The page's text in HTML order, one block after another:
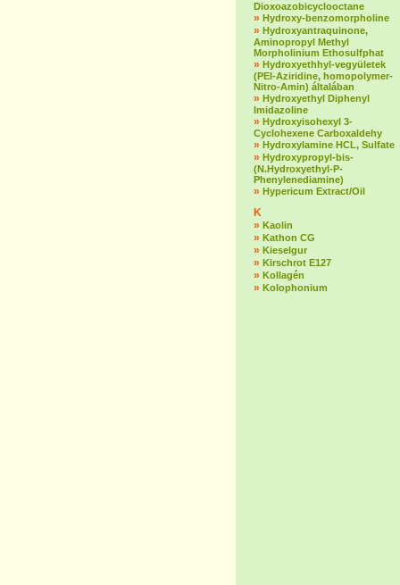
Dioxoazobicyclooctane
» Hydroxy-benzomorpholine
» Hydroxyantraquinone,
Aminopropyl Methyl
Morpholinium Ethosulfphat
» Hydroxyethhyl-vegyületek
(PEI-Aziridine, homopolymer-
Nitro-Amin) általában
» Hydroxyethyl Diphenyl
Imidazoline
» Hydroxyisohexyl 3-
Cyclohexene Carboxaldehy
» Hydroxylamine HCL, Sulfate
» Hydroxypropyl-bis-
(N.Hydroxyethyl-P-
Phenylenediamine)
» Hypericum Extract/Oil
K
» Kaolin
» Kathon CG
» Kieselgur
» Kirschrot E127
» Kollagén
» Kolophonium